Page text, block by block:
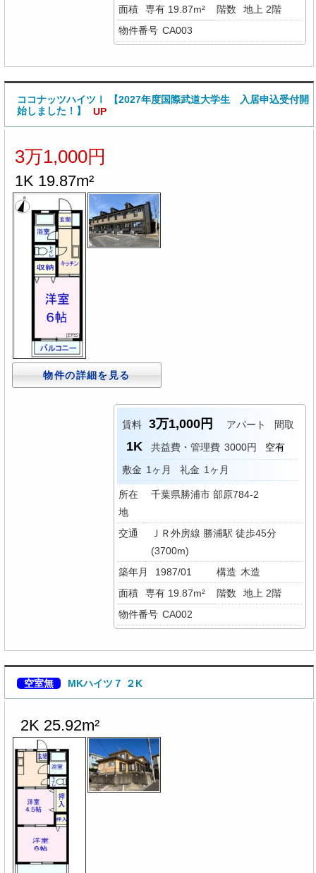
面積 専有 19.87m² 階数
地上 2階
物件番号 CA003
ココナッツハイツⅠ 【2027年度国際武道大学生 入居申込受付開
始しました！】
UP
3万1,000円
1K 19.87m²
物件の詳細を見る
賃料 3万1,000円 アパート 間取
1K 共益費・管理費 3000円
空有
敷金 1ヶ月 礼金 1ヶ月
所在
地
千葉県勝浦市 部原784-2
交通
ＪＲ外房線 勝浦駅 徒歩45分
(3700m)
築年月
1987/01 構造 木造
面積
専有 19.87m² 階数
地上 2階
物件番号 CA002
空室無 MKハイツ７ ２K
2K 25.92m²